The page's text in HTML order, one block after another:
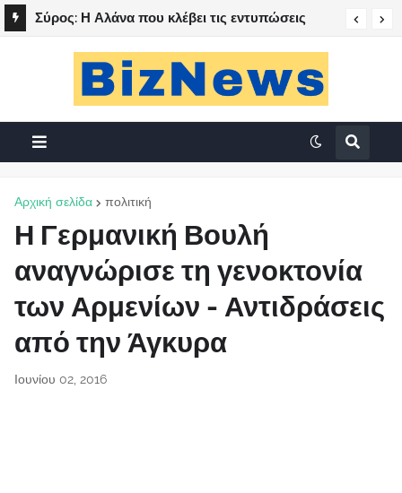
Σύρος: Η Αλάνα που κλέβει τις εντυπώσεις
Αρχική σελίδα πολιτική
Η Γερμανική Βουλή
αναγνώρισε τη γενοκτονία
των Αρμενίων - Αντιδράσεις
από την Άγκυρα
Ιουνίου 02, 2016